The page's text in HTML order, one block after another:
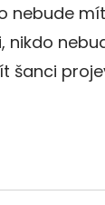
nebude
nikdo
šanci